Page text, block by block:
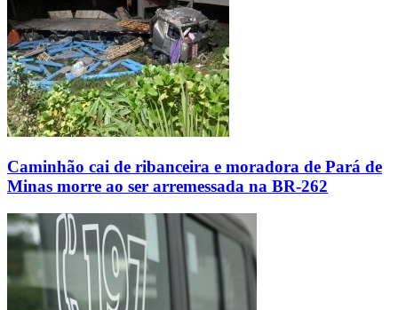
Caminhão cai de ribanceira e moradora de Pará de
Minas morre ao ser arremessada na BR-262